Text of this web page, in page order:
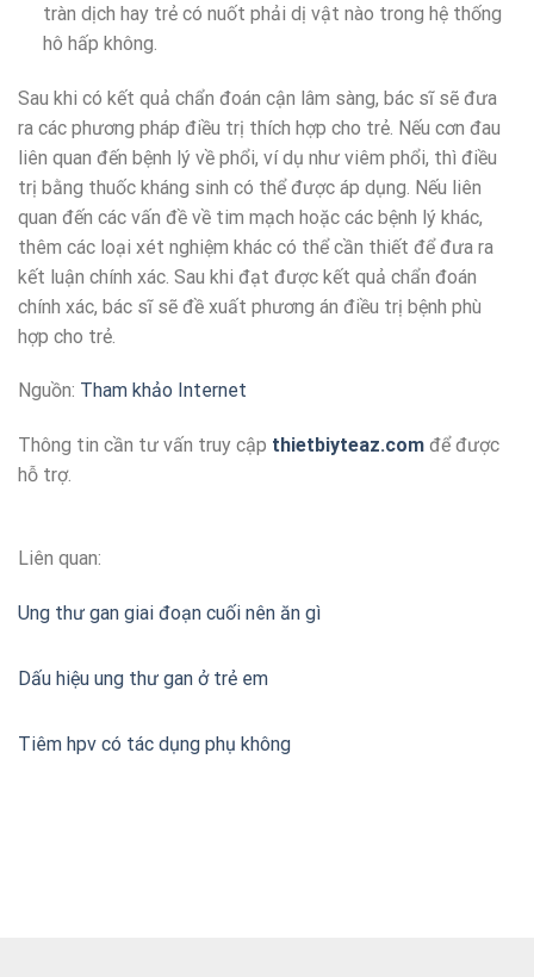
tràn dịch hay trẻ có nuốt phải dị vật nào trong hệ thống
hô hấp không.
Sau khi có kết quả chẩn đoán cận lâm sàng, bác sĩ sẽ đưa
ra các phương pháp điều trị thích hợp cho trẻ. Nếu cơn đau
liên quan đến bệnh lý về phổi, ví dụ như viêm phổi, thì điều
trị bằng thuốc kháng sinh có thể được áp dụng. Nếu liên
quan đến các vấn đề về tim mạch hoặc các bệnh lý khác,
thêm các loại xét nghiệm khác có thể cần thiết để đưa ra
kết luận chính xác. Sau khi đạt được kết quả chẩn đoán
chính xác, bác sĩ sẽ đề xuất phương án điều trị bệnh phù
hợp cho trẻ.
Nguồn: Tham khảo Internet
Thông tin cần tư vấn truy cập thietbiyteaz.com để được
hỗ trợ.
Liên quan:
Ung thư gan giai đoạn cuối nên ăn gì
Dấu hiệu ung thư gan ở trẻ em
Tiêm hpv có tác dụng phụ không